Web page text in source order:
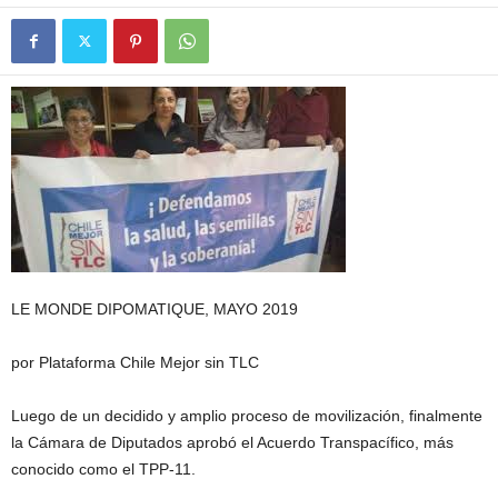
LE MONDE DIPOMATIQUE, MAYO 2019
por Plataforma Chile Mejor sin TLC
Luego de un decidido y amplio proceso de movilización, finalmente
la Cámara de Diputados aprobó el Acuerdo Transpacífico, más
conocido como el TPP-11.